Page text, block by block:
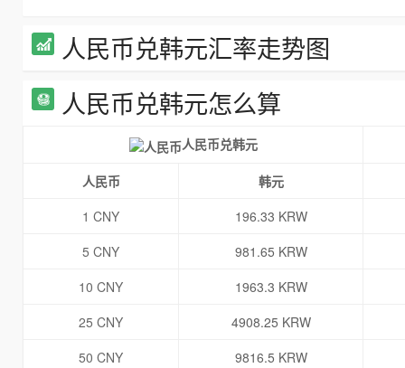
人民币兑韩元汇率走势图
人民币兑韩元怎么算
人民币兑韩元
人民币
韩元
1 CNY
196.33 KRW
5 CNY
981.65 KRW
10 CNY
1963.3 KRW
25 CNY
4908.25 KRW
50 CNY
9816.5 KRW